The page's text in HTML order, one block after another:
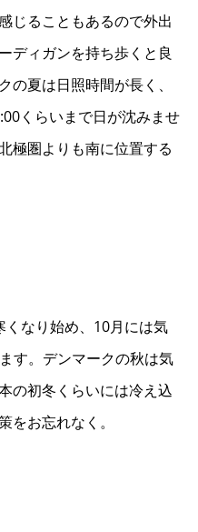
じることもあるので外出
ディガンを持ち歩くと良
の夏は日照時間が長く、
くらいまで日が沈みませ
極圏よりも南に位置する
なり始め、10月には気
す。デンマークの秋は気
の初冬くらいには冷え込
をお忘れなく。